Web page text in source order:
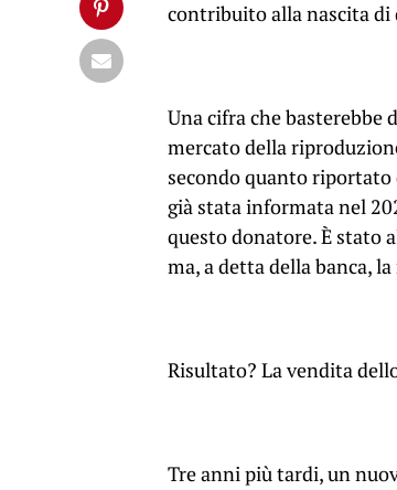
contribuito alla nascita di
Una cifra che basterebbe
mercato della
secondo quanto riportato
già stata informata nel
questo donatore. È stato
ma, a detta della banca,
Risultato? La vendita
Tre anni più tardi, un